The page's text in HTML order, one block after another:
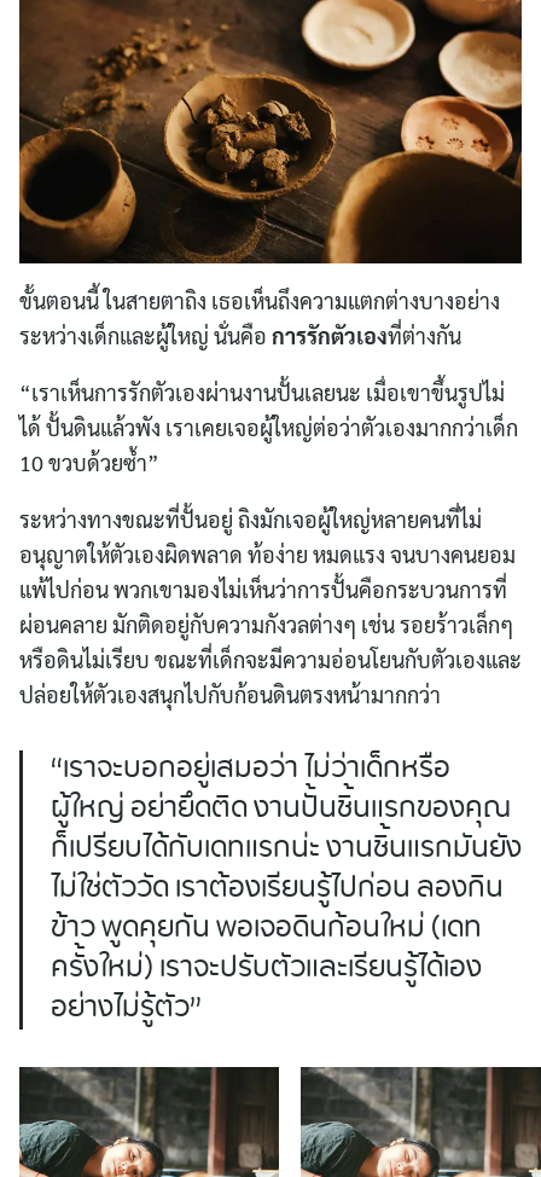
ขั้นตอนนี้ ในสายตาถิง เธอเห็นถึงความแตกต่างบางอย่าง
ระหว่างเด็กและผู้ใหญ่ นั่นคือ การรักตัวเองที่ต่างกัน
“เราเห็นการรักตัวเองผ่านงานปั้นเลยนะ เมื่อเขาขึ้นรูปไม่
ได้ ปั้นดินแล้วพัง เราเคยเจอผู้ใหญ่ต่อว่าตัวเองมากกว่าเด็ก
10 ขวบด้วยซ้ำ”
ระหว่างทางขณะที่ปั้นอยู่ ถิงมักเจอผู้ใหญ่หลายคนที่ไม่
อนุญาตให้ตัวเองผิดพลาด ท้อง่าย หมดแรง จนบางคนยอม
แพ้ไปก่อน พวกเขามองไม่เห็นว่าการปั้นคือกระบวนการที่
ผ่อนคลาย มักติดอยู่กับความกังวลต่างๆ เช่น รอยร้าวเล็กๆ
หรือดินไม่เรียบ ขณะที่เด็กจะมีความอ่อนโยนกับตัวเองและ
ปล่อยให้ตัวเองสนุกไปกับก้อนดินตรงหน้ามากกว่า
“เราจะบอกอยู่เสมอว่า ไม่ว่าเด็กหรือ
ผู้ใหญ่ อย่ายึดติด งานปั้นชิ้นแรกของคุณ
ก็เปรียบได้กับเดทแรกน่ะ งานชิ้นแรกมันยัง
ไม่ใช่ตัววัด เราต้องเรียนรู้ไปก่อน ลองกิน
ข้าว พูดคุยกัน พอเจอดินก้อนใหม่ (เดท
ครั้งใหม่) เราจะปรับตัวและเรียนรู้ได้เอง
อย่างไม่รู้ตัว”